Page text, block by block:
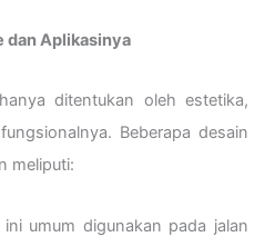
dan Aplikasinya
ditentukan oleh estetika,
Beberapa desain
meliputi:
ini umum digunakan pada jalan